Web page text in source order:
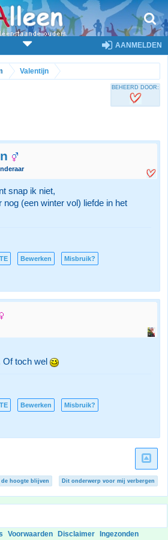
AANMELDEN
Valentijn
BEHEERD DOOR:
snap ik niet,
nog (een winter vol) liefde in het
Bewerken Misbruik?
Of toch wel
Bewerken Misbruik?
de hoogte blijven Dit onderwerp voor mij verbergen
Voorwaarden Disclaimer Ingezonden